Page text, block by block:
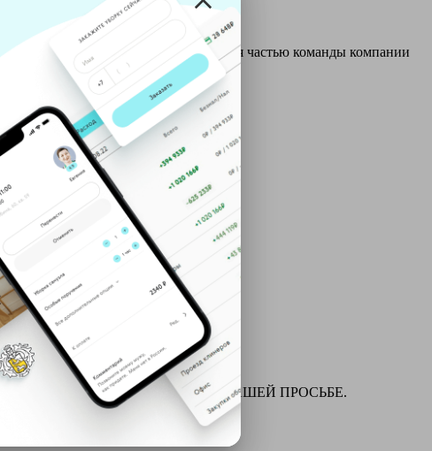
и только после этого становятся частью команды компании
собой:
для химчистки и многое другое ПО ВАШЕЙ ПРОСЬБЕ.